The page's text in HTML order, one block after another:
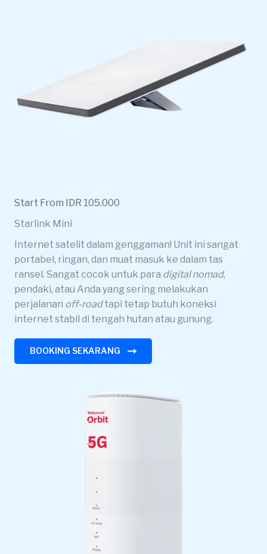
Start From IDR 105.000
Starlink Mini
Internet satelit dalam genggaman! Unit ini sangat
portabel, ringan, dan muat masuk ke dalam tas
ransel. Sangat cocok untuk para digital nomad,
pendaki, atau Anda yang sering melakukan
perjalanan off-roadtapi tetap butuh koneksi
internet stabil di tengah hutan atau gunung.
BOOKING SEKARANG